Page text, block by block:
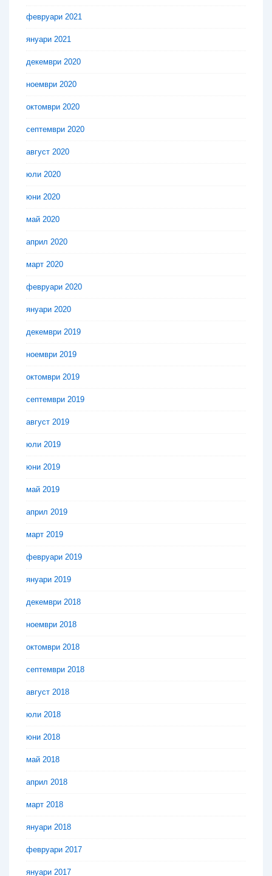
февруари 2021
януари 2021
декември 2020
ноември 2020
октомври 2020
септември 2020
август 2020
юли 2020
юни 2020
май 2020
април 2020
март 2020
февруари 2020
януари 2020
декември 2019
ноември 2019
октомври 2019
септември 2019
август 2019
юли 2019
юни 2019
май 2019
април 2019
март 2019
февруари 2019
януари 2019
декември 2018
ноември 2018
октомври 2018
септември 2018
август 2018
юли 2018
юни 2018
май 2018
април 2018
март 2018
януари 2018
февруари 2017
януари 2017